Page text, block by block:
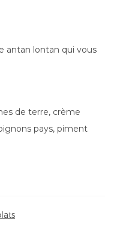
antan lontan qui vous
de terre, crème
pays, piment